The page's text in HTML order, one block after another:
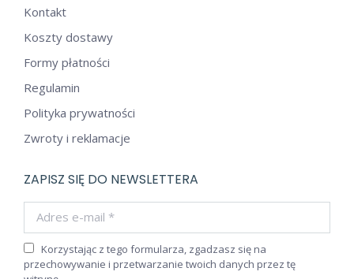
Kontakt
Koszty dostawy
Formy płatności
Regulamin
Polityka prywatności
Zwroty i reklamacje
ZAPISZ SIĘ DO NEWSLETTERA
Korzystając z tego formularza, zgadzasz się na
przechowywanie i przetwarzanie twoich danych przez tę